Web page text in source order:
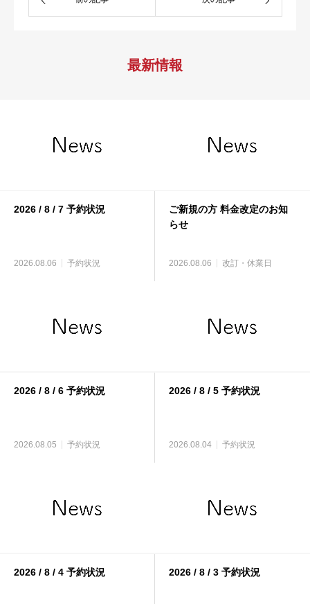
最新情報
2026 / 8 / 7 予約状況
2026.08.06 予約状況
ご新規の方 料金改定のお知
らせ
2026.08.06 改訂・休業日
2026 / 8 / 6 予約状況
2026.08.05 予約状況
2026 / 8 / 5 予約状況
2026.08.04 予約状況
2026 / 8 / 4 予約状況 2026 / 8 / 3 予約状況